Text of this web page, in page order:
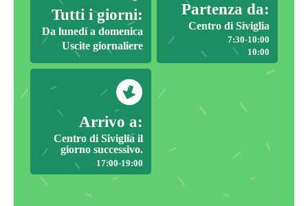
Tutti i giorni:
Da lunedí a domenica
Uscite giornaliere
Partenza da:
Centro di Siviglia
7:30-10:00
10:00
Arrivo a:
Centro di Siviglia il
giorno successivo.
17:00-19:00